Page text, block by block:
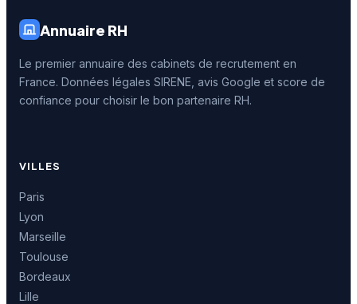
Annuaire RH
Le premier annuaire des cabinets de recrutement en
France. Données légales SIRENE, avis Google et score de
confiance pour choisir le bon partenaire RH.
VILLES
Paris
Lyon
Marseille
Toulouse
Bordeaux
Lille